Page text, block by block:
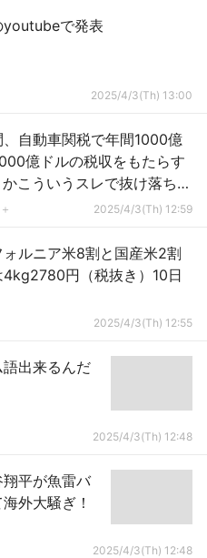
youtubeで発表
2025/4/3(Th) 13:00
自動車関税で年間1000億
億ドルの税収をもたらす
2025/4/3(Th) 12:59
ルニア米8割と国産米2割
円（税抜き）10日
2025/4/3(Th) 12:55
出来るんだ
2025/4/3(Th) 12:48
平が魚雷バ
外大騒ぎ！
2025/4/3(Th) 12:48